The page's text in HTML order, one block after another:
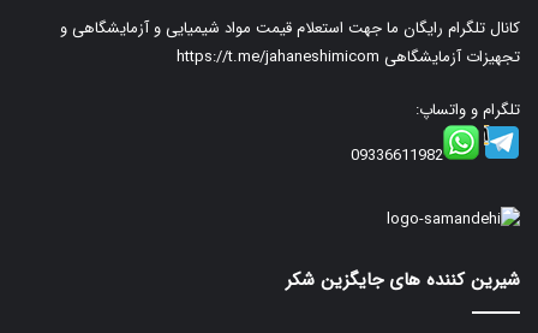
کانال تلگرام رایگان ما جهت استعلام قیمت مواد شیمیایی و آزمایشگاهی و
تجهیزات آزمایشگاهی https://t.me/jahaneshimicom
تلگرام و واتساپ:
09336611982
شیرین کننده های جایگزین شکر